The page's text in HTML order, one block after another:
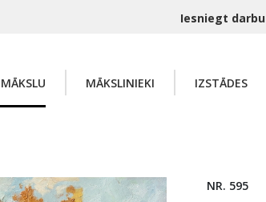
Iesniegt darbu
MĀKSLINIEKI IZSTĀDES
NR. 595